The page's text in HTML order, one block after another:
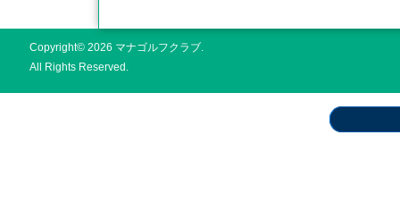
Copyright© 2026 マナゴルフクラブ.
All Rights Reserved.